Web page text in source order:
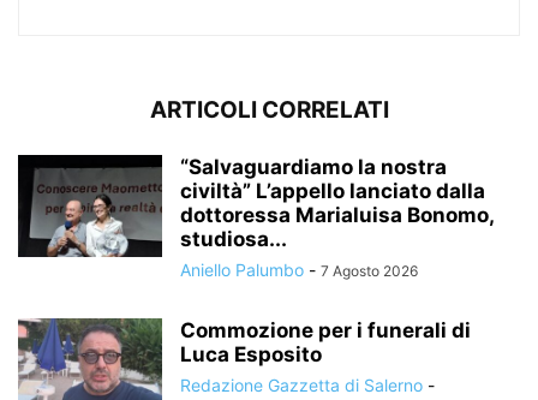
ARTICOLI CORRELATI
“Salvaguardiamo la nostra
civiltà” L’appello lanciato dalla
dottoressa Marialuisa Bonomo,
studiosa...
Aniello Palumbo - 7 Agosto 2026
Commozione per i funerali di
Luca Esposito
Redazione Gazzetta di Salerno -